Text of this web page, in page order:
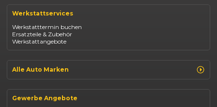
Opel Corsa
Fiat 500
Dacia Duster
Dacia Sandero
Jeep Compass
Suzuki Vitara
Suzuki Swift
Mazda CX-30
Werkstattservices
Werkstatttermin buchen
Ersatzteile & Zubehör
Werkstattangebote
Alle Auto Marken
Opel
Fiat
Gewerbe Angebote